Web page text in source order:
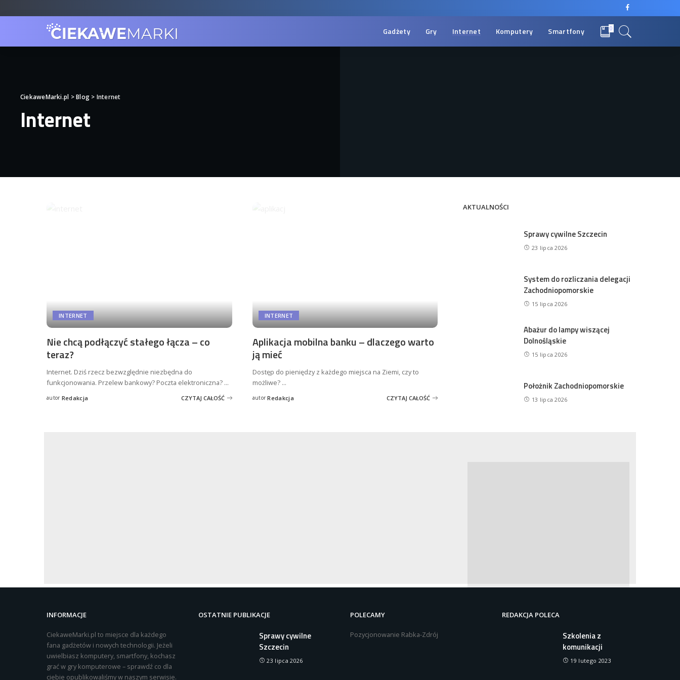
Gadżety Gry Internet Komputery Smartfony 0
CiekaweMarki.pl >Blog> Internet
Internet
INTERNET
Nie chcą podłączyć stałego łącza – co
teraz?
Internet. Dziś rzecz bezwzględnie niezbędna do
funkcjonowania. Przelew bankowy? Poczta elektroniczna? ...
Posted
autor Redakcja CZYTAJ CAŁOŚĆ
INTERNET
Aplikacja mobilna banku – dlaczego warto
ją mieć
Dostęp do pieniędzy z każdego miejsca na Ziemi, czy to
możliwe? ...
Posted
autor Redakcja CZYTAJ CAŁOŚĆ
AKTUALNOŚCI
Sprawy cywilne Szczecin
23 lipca 2026
System do rozliczania delegacji
Zachodniopomorskie
15 lipca 2026
Abażur do lampy wiszącej
Dolnośląskie
15 lipca 2026
Położnik Zachodniopomorskie
13 lipca 2026
INFORMACJE
CiekaweMarki.pl to miejsce dla każdego
fana gadżetów i nowych technologii. Jeżeli
uwielbiasz komputery, smartfony, kochasz
grać w gry komputerowe – sprawdź co dla
ciebie opublikowaliśmy w naszym serwisie.
OSTATNIE PUBLIKACJE
Sprawy cywilne
Szczecin
23 lipca 2026
POLECAMY
Pozycjonowanie Rabka-Zdrój
REDAKCJA POLECA
Szkolenia z
komunikacji
19 lutego 2023